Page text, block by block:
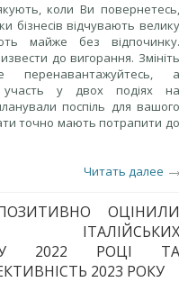
коли Ви повернетесь,
бізнесів відчувають велику
майже без відпочинку.
до вигорання. Змініть
а
участь у двох подіях на
поспіль для вашого
точно мають потрапити до
Читать далее
ОЦІНИЛИ
ІТАЛІЙСЬКИХ
У 2022 РОЦІ ТА
2023 РОКУ